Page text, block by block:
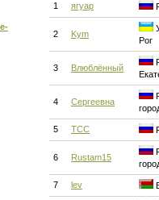
1 ягуар
2 Kym
Рог
3 Влюблённый
4 Сергеевна
5 ТСС
6 Rustam15
7 lev